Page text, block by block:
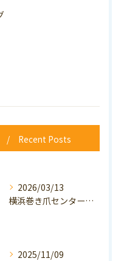
Recent Posts
2026/03/13
横浜巻き爪センター：専門家が答える「巻き爪・陥入爪」Q&A
2025/11/09